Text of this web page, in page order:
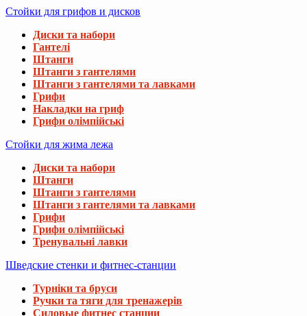
Стойки для грифов и дисков
Диски та набори
Гантелі
Штанги
Штанги з гантелями
Штанги з гантелями та лавками
Грифи
Накладки на гриф
Грифи олімпійські
Стойки для жима лежа
Диски та набори
Штанги
Штанги з гантелями
Штанги з гантелями та лавками
Грифи
Грифи олімпійські
Тренувальні лавки
Шведские стенки и фитнес-станции
Турніки та бруси
Ручки та тяги для тренажерів
Силовые фитнес станции